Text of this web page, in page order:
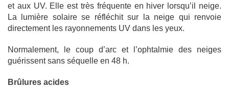
et aux UV. Elle est très fréquente en hiver lorsqu’il neige.
La lumière solaire se réfléchit sur la neige qui renvoie
directement les rayonnements UV dans les yeux.
Normalement, le coup d’arc et l’ophtalmie des neiges
guérissent sans séquelle en 48 h.
Brûlures acides